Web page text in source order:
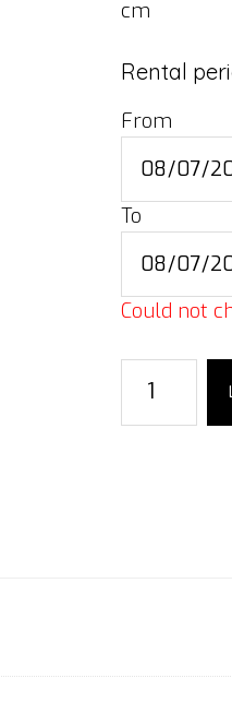
cm
Rental
From
To
Could not
mm
distance